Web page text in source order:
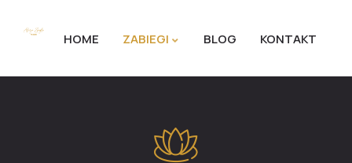
HOME ZABIEGI BLOG KONTAKT